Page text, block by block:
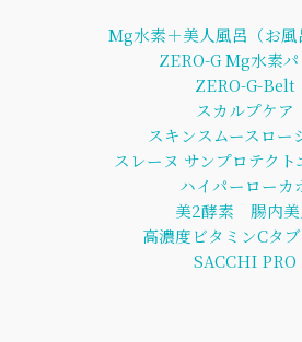
Mg水素＋美人風呂（お風
ZERO-G Mg水素
ZERO-G-Belt
スカルプケア
スキンスムースロー
スレーヌ サンプロテクト
ハイパーローカ
美2酵素 腸内美
高濃度ビタミンCタ
SACCHI PRO